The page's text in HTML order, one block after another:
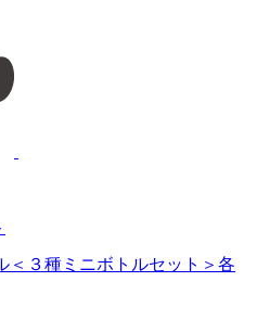
＜３種ミニボトルセット＞各